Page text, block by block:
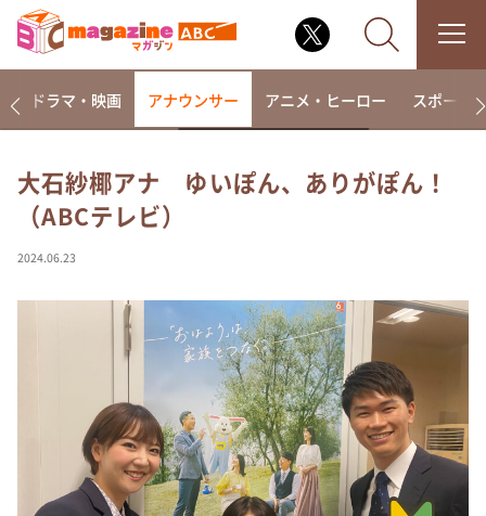
なるみ・岡村の過ぎるTV
相席食堂
～人生密着トークバラエティ！～ やすとものいたっ
て真剣です
探偵！ナイトスクープ
news おかえり
河合＆A.B.C-Z塚田×福井アナ「なんでやねん！？」
（news おかえり）
DAIGOも台所 ～きょうの献立 何にする？～
ドラマ・映画 アナウンサー アニメ・ヒーロー スポーツ
大石紗椰アナ ゆいぽん、ありがぽん！
（ABCテレビ）
2024.06.23